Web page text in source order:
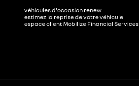
véhicules d'occasion renew
estimez la reprise de votre véhicule
espace client Mobilize Financial Services